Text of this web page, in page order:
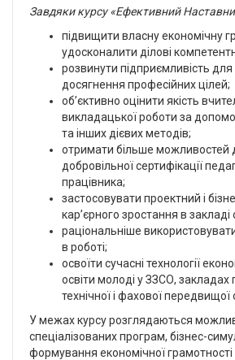
Завдяки курсу «Ефективний
підвищити власну економічну
удосконалити ділові
розвинути підприємливість
досягнення професійних цілей;
об’єктивно оцінити якість
викладацької роботи за
та інших дієвих методів;
отримати більше можливостей
добровільної сертифікації
працівника;
застосовувати проектний і
кар’єрного зростання в закладі
раціональніше
в роботі;
освоїти сучасні технології
освіти молоді у ЗЗСО, закладах
технічної і фахової передвищої
У межах курсу розглядаються
спеціалізованих програм, бізнес-
формування економічної грамотності